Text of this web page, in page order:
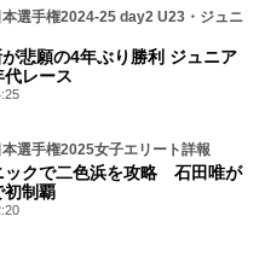
選手権2024-25 day2 U23・ジュニ
悲願の4年ぶり勝利 ジュニア
代レース
選手権2025女子エリート詳報
ックで二色浜を攻略 石田唯が
初制覇